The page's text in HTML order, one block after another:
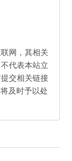
网，其相关
代表本站立
交相关链接
及时予以处